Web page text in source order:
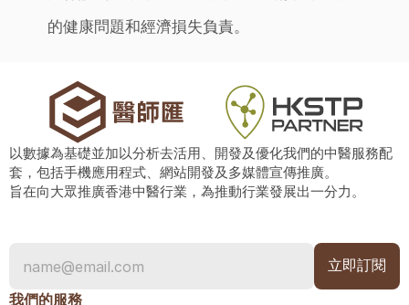
的健康問題和經濟損失負責。
以數據為基礎並加以分析去活用、開發及優化我們的中醫服務配
套，包括手機應用程式、網站開發及多媒體宣傳推廣。
旨在向大眾推廣香港中醫行業，為推動行業發展出一分力。
我們的服務